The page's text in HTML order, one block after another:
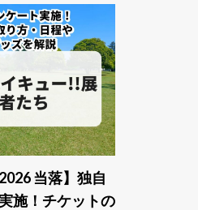
当落】独自
施！チケットの